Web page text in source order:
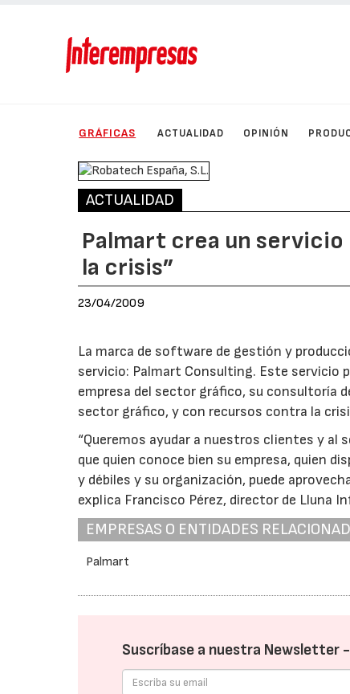
GRÁFICAS ACTUALIDAD OPINIÓN
ACTUALIDAD
Palmart crea un
la crisis”
23/04/2009
La marca de software de gestión y
servicio: Palmart Consulting. Este servicio
empresa del sector gráfico, su consultoría
sector gráfico, y con recursos contra la
“Queremos ayudar a nuestros clientes y al
que quien conoce bien su empresa, quien
y débiles y su organización, puede
explica Francisco Pérez, director de Lluna
EMPRESAS O ENTIDADES
Palmart
Suscríbase a nuestra Newsletter -